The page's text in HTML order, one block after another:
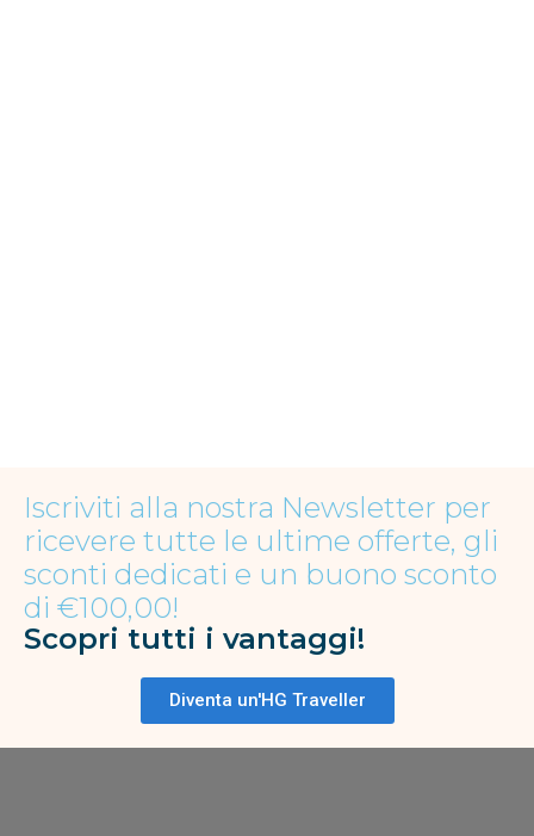
Iscriviti alla nostra Newsletter per
ricevere tutte le ultime offerte, gli
sconti dedicati e un buono sconto
di €100,00!
Scopri tutti i vantaggi!
Diventa un'HG Traveller